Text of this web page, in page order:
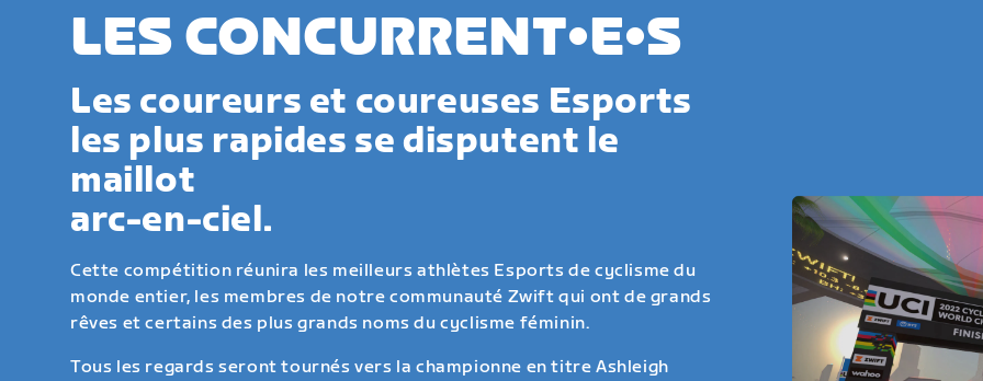
LES CONCURRENT•E•S
Les coureurs et coureuses Esports
les plus rapides se disputent le
maillot
arc-en-ciel.
Cette compétition réunira les meilleurs athlètes Esports de cyclisme du
monde entier, les membres de notre communauté Zwift qui ont de grands
rêves et certains des plus grands noms du cyclisme féminin.
Tous les regards seront tournés vers la championne en titre Ashleigh